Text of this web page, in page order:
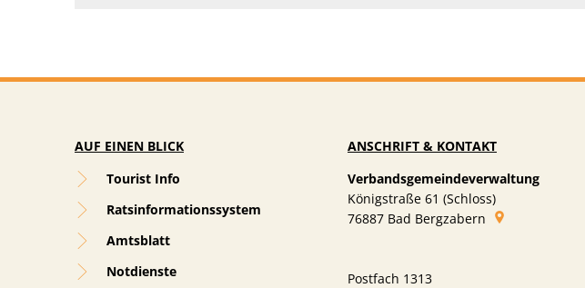
AUF EINEN BLICK
Tourist Info
Ratsinformationssystem
Amtsblatt
Notdienste
ANSCHRIFT & KONTAKT
Verbandsgemeindeverwaltung
Königstraße 61 (Schloss)
76887 Bad Bergzabern
Postfach 1313